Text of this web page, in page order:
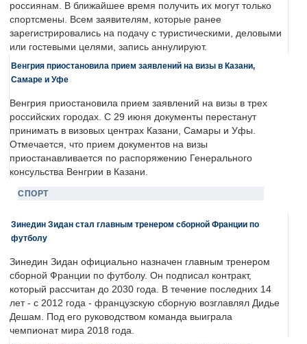
россиянам. В ближайшее время получить их могут только
спортсмены. Всем заявителям, которые ранее
зарегистрировались на подачу с туристическими, деловыми
или гостевыми целями, запись аннулируют.
Венгрия приостановила прием заявлений на визы в Казани,
Самаре и Уфе
Венгрия приостановила прием заявлений на визы в трех
российских городах. С 29 июня документы перестанут
принимать в визовых центрах Казани, Самары и Уфы.
Отмечается, что прием документов на визы
приостанавливается по распоряжению Генерального
консульства Венгрии в Казани.
СПОРТ
Зинедин Зидан стал главным тренером сборной Франции по
футболу
Зинедин Зидан официально назначен главным тренером
сборной Франции по футболу. Он подписал контракт,
который рассчитан до 2030 года. В течение последних 14
лет - с 2012 года - французскую сборную возглавлял Дидье
Дешам. Под его руководством команда выиграла
чемпионат мира 2018 года.